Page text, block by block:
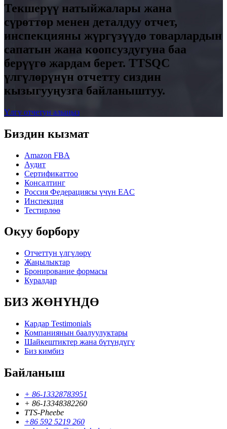
Текшерүү натыйжалары жана
сүрөттөр менен деталдуу отчет,
инспекцияны жүргүзүүдө товарлардын
сапатын жана коопсуздугуна баа
берүүгө жардам берет. TTSQC
үлгүлөрүнүн отчетту сиздин
кызыгууңузга байланыштуу.
Үлгү отчетун алыңыз
Биздин кызмат
Amazon FBA
Аудит
Сертификаттоо
Консалтинг
Россия Федерациясы үчүн EAC
Инспекция
Тестирлөө
Окуу борбору
Отчеттун үлгүлөрү
Жаңылыктар
Бронирование формасы
Куралдар
БИЗ ЖӨНҮНДӨ
Кардар Testimonials
Компаниянын баалуулуктары
Шайкештиктер жана бүтүндүгү
Биз кимбиз
Байланыш
+ 86-13328783951
+ 86-13348382260
TTS-Pheebe
+86 592 5219 260